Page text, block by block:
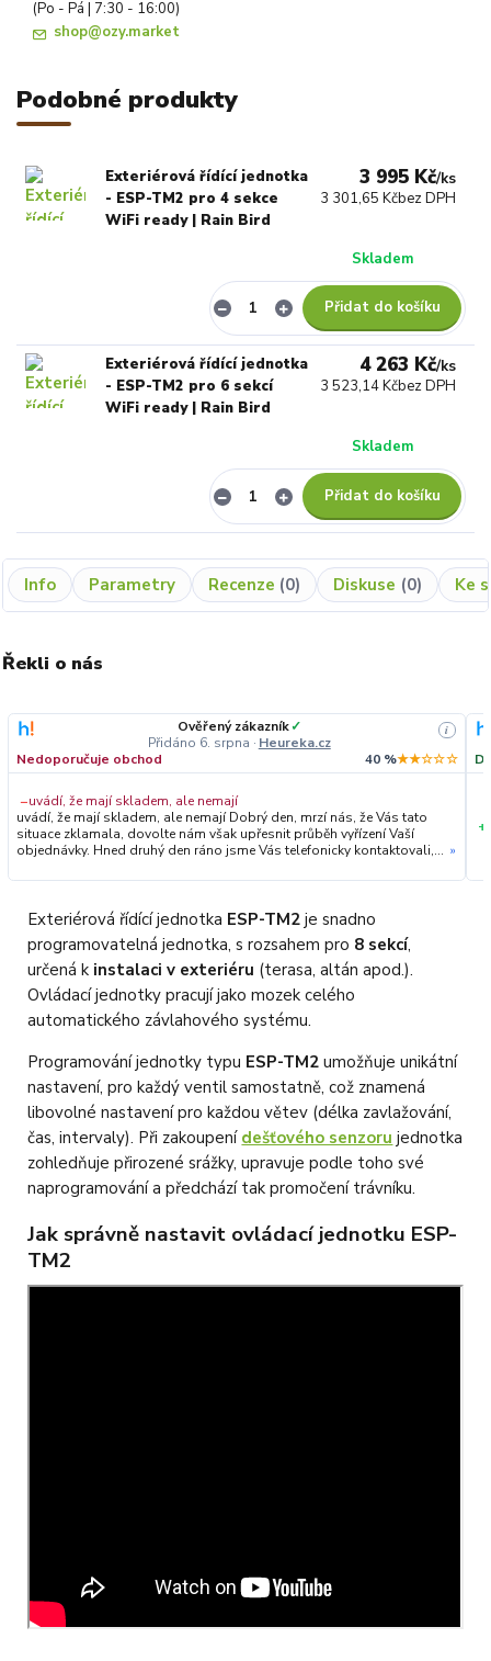
(Po - Pá | 7:30 - 16:00)
shop@ozy.market
Podobné produkty
Exteriérová řídící jednotka
- ESP-TM2 pro 4 sekce
WiFi ready | Rain Bird
3 995 Kč/ks
3 301,65 Kčbez DPH
Skladem
Přidat do košíku
Exteriérová řídící jednotka
- ESP-TM2 pro 6 sekcí
WiFi ready | Rain Bird
4 263 Kč/ks
3 523,14 Kčbez DPH
Skladem
Přidat do košíku
Info Parametry Recenze 0 Diskuse 0 Ke
Řekli o nás
Ověřený zákazník✓
Přidáno 6. srpna · Heureka.cz
i
Nedoporučuje obchod 40 %★★☆☆☆
−uvádí, že mají skladem, ale nemají
uvádí, že mají skladem, ale nemají Dobrý den, mrzí nás, že Vás tato
situace zklamala, dovolte nám však upřesnit průběh vyřízení Vaší
objednávky. Hned druhý den ráno jsme Vás telefonicky kontaktovali,
prověřovali jeho dostupnost přímo u dodavatele. Jelikož zboží
všem jsme Vás obratem informovali a náležitě se omluvili.
Zakládáme si na férovém a rychlém jednání. O to více nás mrzí, že i
přes naši okamžitou reakci, osobní telefonát a maximální snahu náš
obchod nedoporučujete. Věříme, že nám v budoucnu dáte příležitost
přesvědčit Vás o kvalitě našich služeb. Tým OZY.market
»
+
Exteriérová řídící jednotka ESP-TM2 je snadno
programovatelná jednotka, s rozsahem pro 8 sekcí,
určená k instalaci v exteriéru (terasa, altán apod.).
Ovládací jednotky pracují jako mozek celého
automatického závlahového systému.
Programování jednotky typu ESP-TM2 umožňuje unikátní
nastavení, pro každý ventil samostatně, což znamená
libovolné nastavení pro každou větev (délka zavlažování,
čas, intervaly). Při zakoupení dešťového senzoru jednotka
zohledňuje přirozené srážky, upravuje podle toho své
naprogramování a předchází tak promočení trávníku.
Jak správně nastavit ovládací jednotku ESP-
TM2